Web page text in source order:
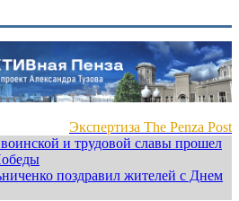
Экспертиза The Penza Post
и трудовой славы прошел
поздравил жителей с Днем